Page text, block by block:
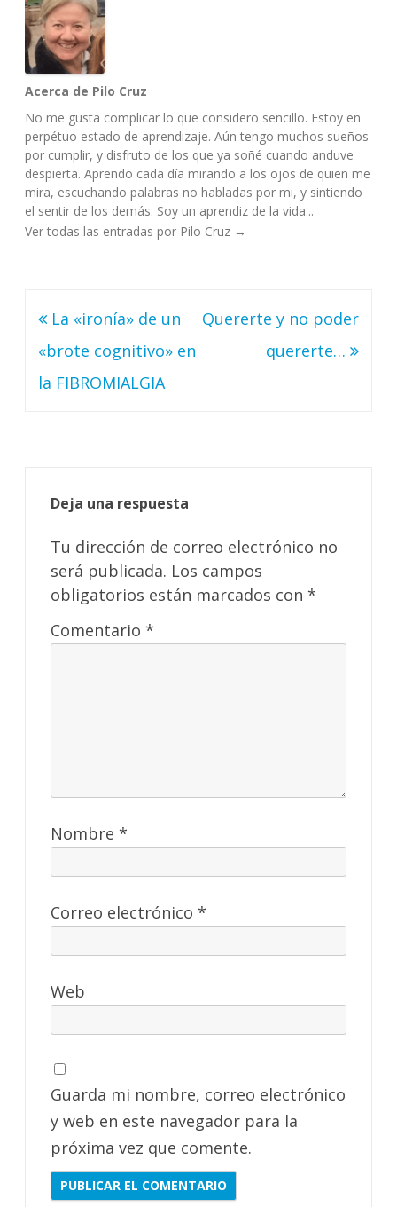
Acerca de Pilo Cruz
No me gusta complicar lo que considero sencillo. Estoy en
perpétuo estado de aprendizaje. Aún tengo muchos sueños
por cumplir, y disfruto de los que ya soñé cuando anduve
despierta. Aprendo cada día mirando a los ojos de quien me
mira, escuchando palabras no habladas por mi, y sintiendo
el sentir de los demás. Soy un aprendiz de la vida...
Ver todas las entradas por Pilo Cruz →
Navegación
de
entradas
La «ironía» de un
«brote cognitivo» en
la FIBROMIALGIA
Quererte y no poder
quererte…
Deja una respuesta
Tu dirección de correo electrónico no
será publicada. Los campos
obligatorios están marcados con *
Comentario *
Nombre *
Correo electrónico *
Web
Guarda mi nombre, correo electrónico
y web en este navegador para la
próxima vez que comente.